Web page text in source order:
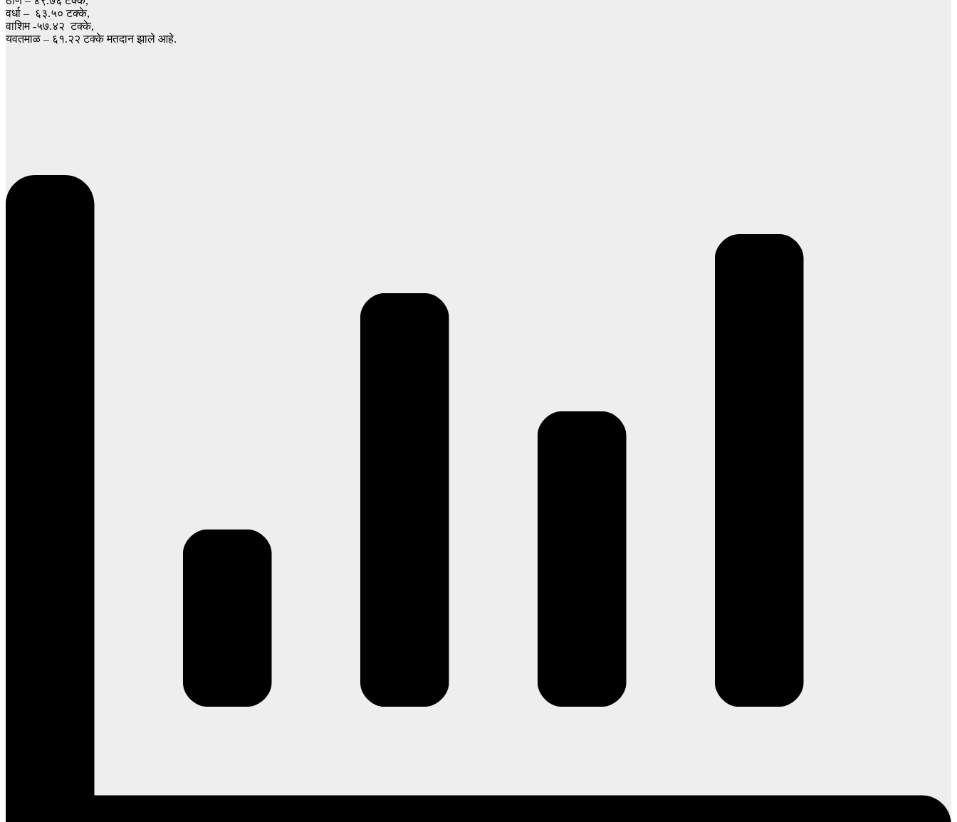
वर्धा – ६३.५० टक्के,
वाशिम -५७.४२ टक्के,
यवतमाळ – ६१.२२ टक्के मतदान झाले आहे.